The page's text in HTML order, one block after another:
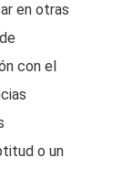
en otras
con el
o un